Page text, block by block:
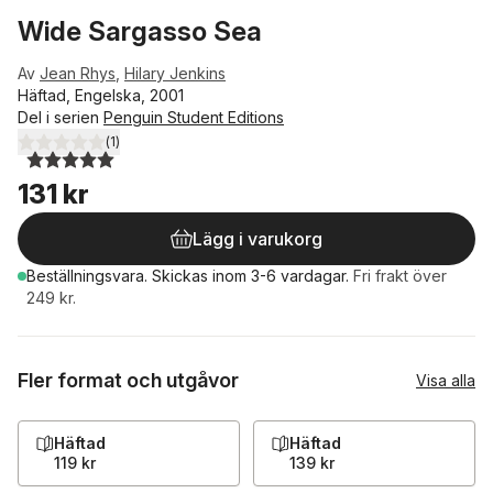
Wide Sargasso Sea
Av Jean Rhys Hilary Jenkins
Häftad, Engelska, 2001
Del i serien Penguin Student Editions
5,0utav 5 stjärnor. Totalt antal röster:
(1)
131 kr
Lägg i varukorg
Beställningsvara. Skickas inom 3-6 vardagar. Fri frakt över
249 kr.
Fler format och utgåvor Visa alla
Häftad
119 kr
Häftad
139 kr